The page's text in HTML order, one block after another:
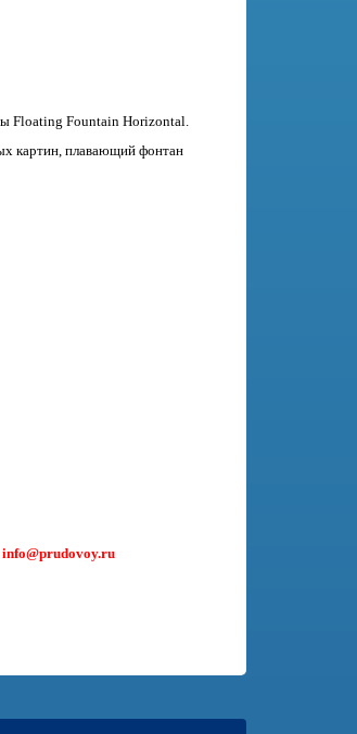
Floating Fountain Horizontal.
картин, плавающий фонтан
info@prudovoy.ru